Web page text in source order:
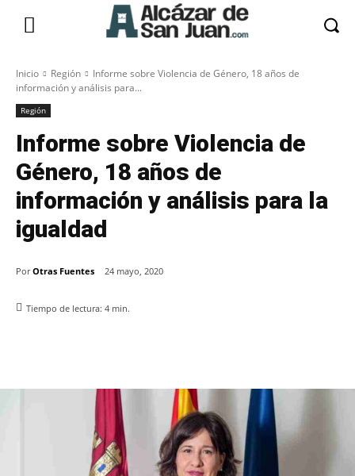
Inicio Región
Informe sobre Violencia de Género, 18 años de
información y análisis para...
Región
Informe sobre Violencia de
Género, 18 años de
información y análisis para la
igualdad
Por Otras Fuentes 24 mayo, 2020
Tiempo de lectura: 4 min.